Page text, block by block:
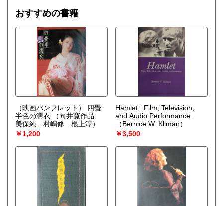
おすすめの書籍
（映画パンフレット） 四畳
半色の濡衣
（向井寛作品
美保純 村嶋修 根上淳）
￥1,200
Hamlet : Film, Television,
and Audio Performance.
（Bernice W. Kliman）
￥3,500